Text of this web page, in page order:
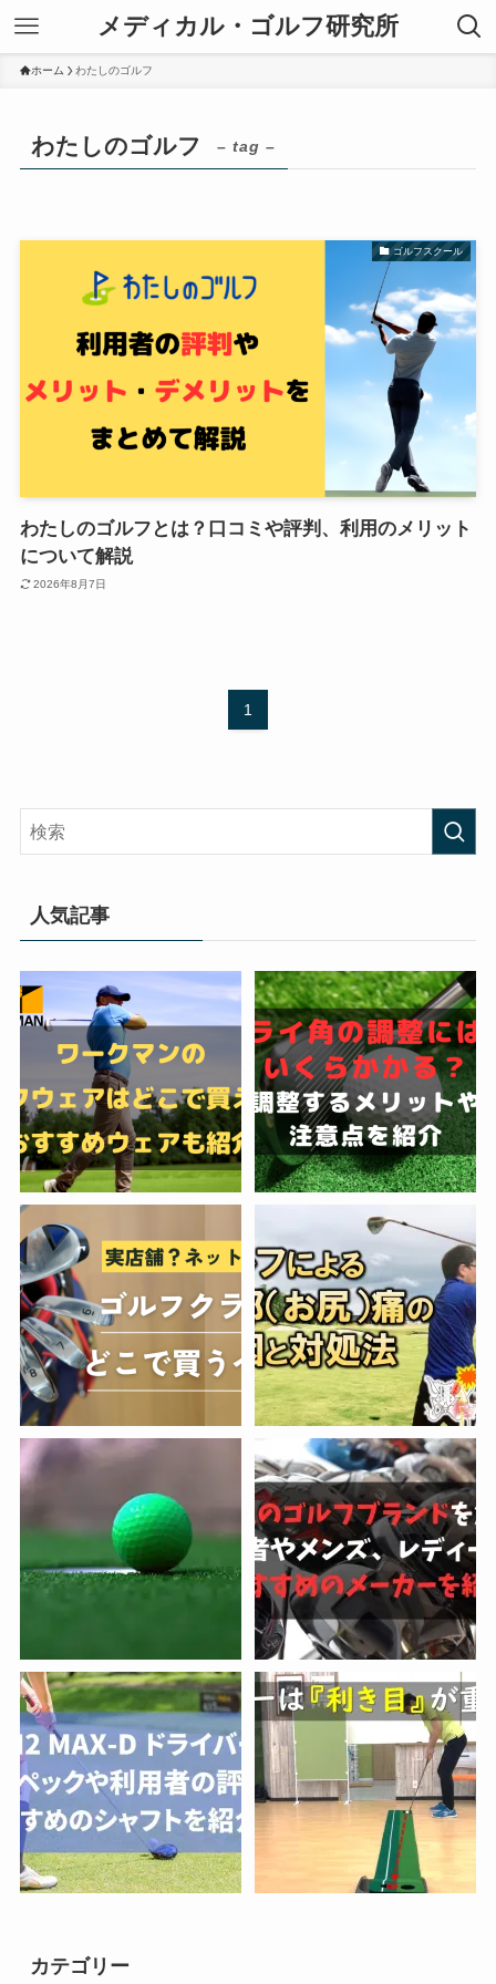
メディカル・ゴルフ研究所
ホーム わたしのゴルフ
わたしのゴルフ – tag –
ゴルフスクール
わたしのゴルフとは？口コミや評判、利用のメリット
について解説
2026年8月7日
1
人気記事
カテゴリー